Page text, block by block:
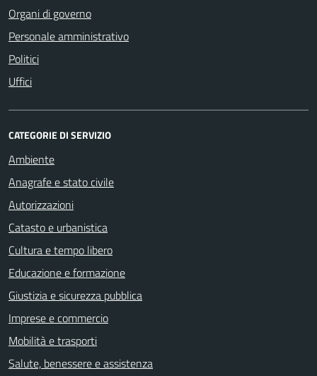
Organi di governo
Personale amministrativo
Politici
Uffici
CATEGORIE DI SERVIZIO
Ambiente
Anagrafe e stato civile
Autorizzazioni
Catasto e urbanistica
Cultura e tempo libero
Educazione e formazione
Giustizia e sicurezza pubblica
Imprese e commercio
Mobilità e trasporti
Salute, benessere e assistenza